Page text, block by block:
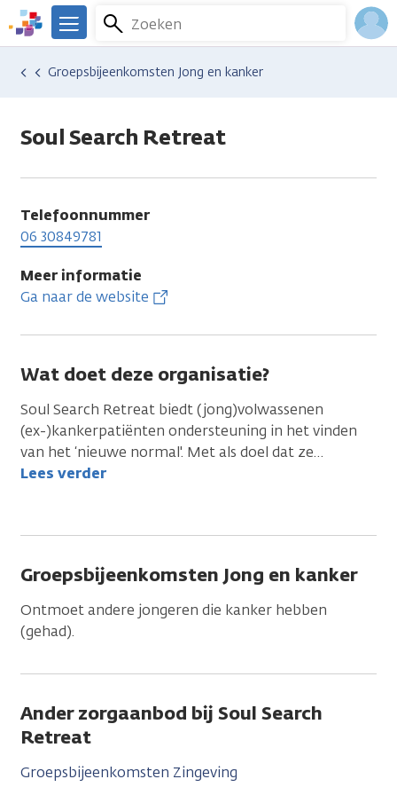
Overslaan
en
naar
We
er
Kanker.nl
Zoeken
Menu
Hulp en ondersteuning
Vind hulp bij kanker
Relaties en gezin
Seksualiteit en intimiteit
Groepsbijeenkomsten Jong en kanker
Soul Search Retreat
Telefoonnummer
06 30849781
Meer informatie
Ga naar de website
Wat doet deze organisatie?
Soul Search Retreat biedt (jong)volwassenen
(ex-)kankerpatiënten ondersteuning in het vinden
van het ‘nieuwe normal'. Met als doel dat ze…
Lees verder
Groepsbijeenkomsten Jong en kanker
Ontmoet andere jongeren die kanker hebben
(gehad).
Ander zorgaanbod bij Soul Search
Retreat
Groepsbijeenkomsten Zingeving